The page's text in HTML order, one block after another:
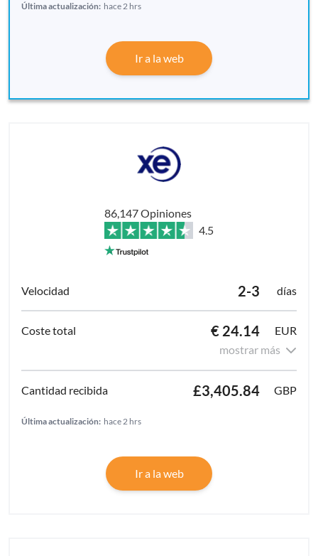
Última actualización: hace 2 hrs
Ir a la web
86,147 Opiniones
4.5
2-3 días
€ 24.14
EUR
mostrar más
£3,405.84 GBP
Última actualización: hace 2 hrs
Ir a la web